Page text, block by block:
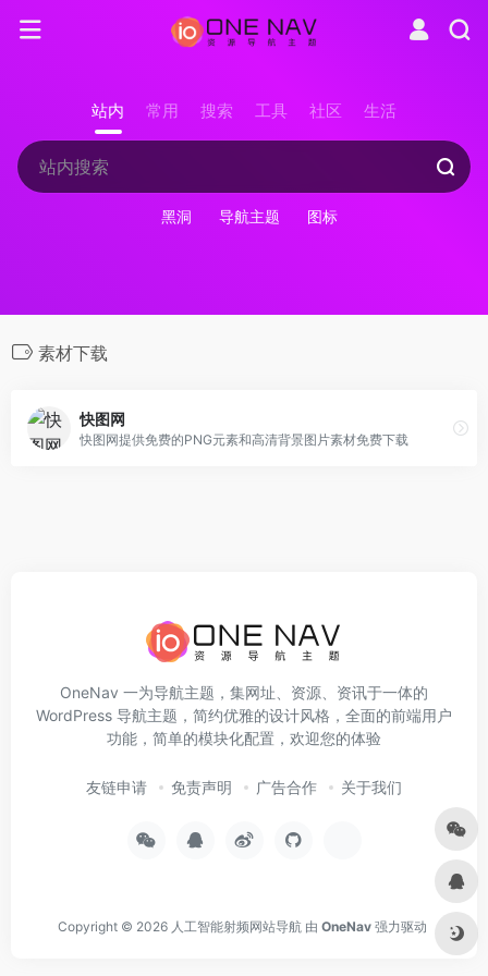
站内 常用 搜索 工具 社区 生活
黑洞 导航主题 图标
素材下载
快图网
快图网提供免费的PNG元素和高清背景图片素材免费下载
OneNav 一为导航主题，集网址、资源、资讯于一体的
WordPress 导航主题，简约优雅的设计风格，全面的前端用户
功能，简单的模块化配置，欢迎您的体验
友链申请 免责声明 广告合作 关于我们
Copyright © 2026 人工智能射频网站导航 由 OneNav 强力驱动